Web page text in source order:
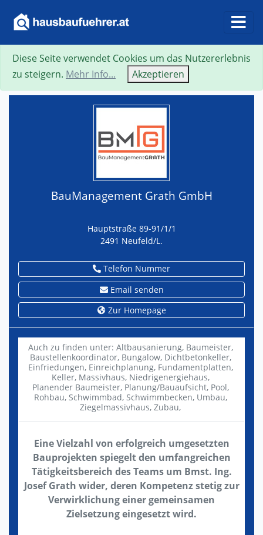
Suche Neue Suche Zurück
BauManagement Grath GmbH
Hauptstraße 89-91/1/1
2491 Neufeld/L.
Telefon Nummer
Email senden
Zur Homepage
Auch zu finden unter: Altbausanierung, Baumeister,
Baustellenkoordinator, Bungalow, Dichtbetonkeller,
Einfriedungen, Einreichplanung, Fundamentplatten,
Keller, Massivhaus, Niedrigenergiehaus,
Planender Baumeister, Planung/Bauaufsicht, Pool,
Rohbau, Schwimmbad, Schwimmbecken, Umbau,
Ziegelmassivhaus, Zubau,
Eine Vielzahl von erfolgreich umgesetzten
Bauprojekten spiegelt den umfangreichen
Tätigkeitsbereich des Teams um Bmst. Ing.
Josef Grath wider, deren Kompetenz stetig zur
Verwirklichung einer gemeinsamen
Zielsetzung eingesetzt wird.
Diese Seite verwendet Cookies um das Nutzererlebnis
zu steigern. Mehr Info... Akzeptieren